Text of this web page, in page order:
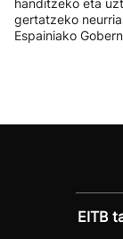
handitzeko eta
gertatzeko
Espainiako
EITB